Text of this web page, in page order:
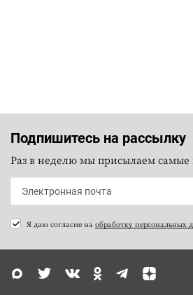
Подпишитесь на рассылку
Раз в неделю мы присылаем самые
Я даю согласие на обработку персональных